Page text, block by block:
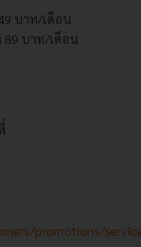
บาท/เดือน
89 บาท/เดือน
promotions/